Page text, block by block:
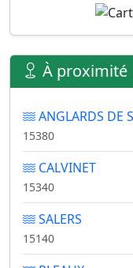
À proximité
ANGLARDS DE
15380
CALVINET
15340
SALERS
15140